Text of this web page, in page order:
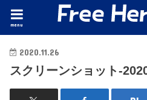
menu
2020.11.26
スクリーンショット-